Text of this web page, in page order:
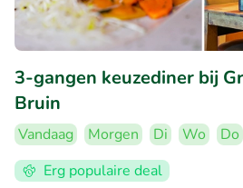
3-gangen keuzediner bij
Bruin
Vandaag Morgen Di Wo Do
Erg populaire deal